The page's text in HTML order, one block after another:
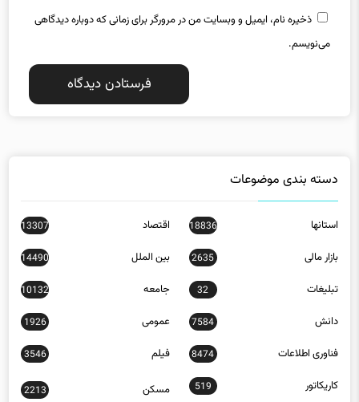
ذخیره نام، ایمیل و وبسایت من در مرورگر برای زمانی که دوباره دیدگاهی
می‌نویسم.
دسته بندی موضوعات
استانها 18836 اقتصاد 13307
بازار مالی 2635 بین الملل 14490
تبلیغات 32 جامعه 10132
دانش 7584 عمومی 1926
فناوری اطلاعات 8474 فیلم 3546
کاریکاتور 519 مسکن 2213